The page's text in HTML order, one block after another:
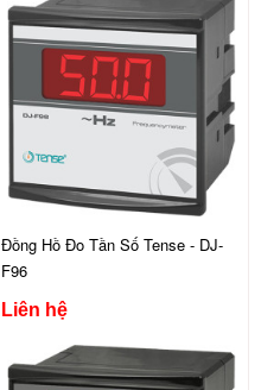
Đồng Hồ Đo Tần Số Tense - DJ-
F96
Liên hệ